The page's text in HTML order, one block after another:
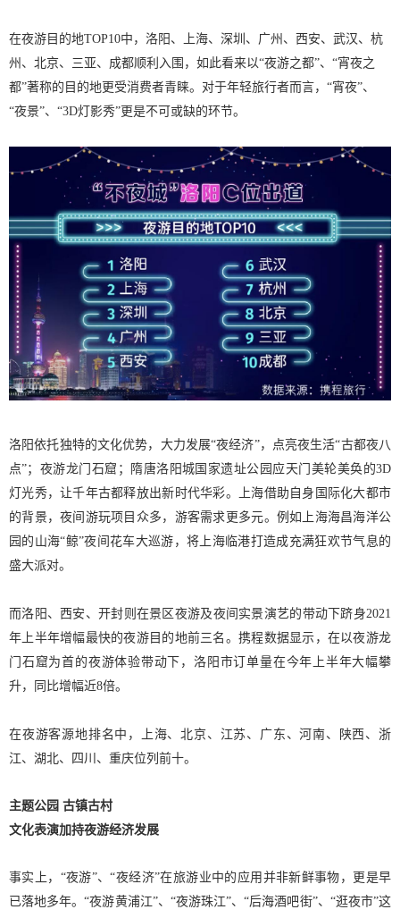
在夜游目的地TOP10中，洛阳、上海、深圳、广州、西安、武汉、杭
州、北京、三亚、成都顺利入围，如此看来以“夜游之都”、“宵夜之
都”著称的目的地更受消费者青睐。对于年轻旅行者而言，“宵夜”、
“夜景”、“3D灯影秀”更是不可或缺的环节。
洛阳依托独特的文化优势，大力发展“夜经济”，点亮夜生活“古都夜八
点”；夜游龙门石窟；隋唐洛阳城国家遗址公园应天门美轮美奂的3D
灯光秀，让千年古都释放出新时代华彩。上海借助自身国际化大都市
的背景，夜间游玩项目众多，游客需求更多元。例如上海海昌海洋公
园的山海“鲸”夜间花车大巡游，将上海临港打造成充满狂欢节气息的
盛大派对。
而洛阳、西安、开封则在景区夜游及夜间实景演艺的带动下跻身2021
年上半年增幅最快的夜游目的地前三名。携程数据显示，在以夜游龙
门石窟为首的夜游体验带动下，洛阳市订单量在今年上半年大幅攀
升，同比增幅近8倍。
在夜游客源地排名中，上海、北京、江苏、广东、河南、陕西、浙
江、湖北、四川、重庆位列前十。
主题公园 古镇古村
文化表演加持夜游经济发展
事实上，“夜游”、“夜经济”在旅游业中的应用并非新鲜事物，更是早
已落地多年。“夜游黄浦江”、“夜游珠江”、“后海酒吧街”、“逛夜市”这